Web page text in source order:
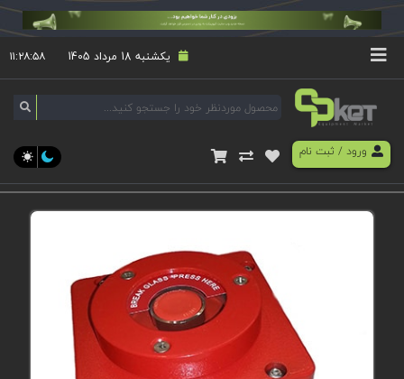
یکشنبه 18 مرداد 1405 ۱۱:۲۸:۵۸
ورود/ ثبت نام